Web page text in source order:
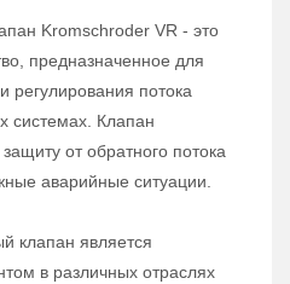
Kromschroder VR - это
предназначенное для
регулирования потока
системах. Клапан
от обратного потока
аварийные ситуации.
клапан является
в различных отраслях